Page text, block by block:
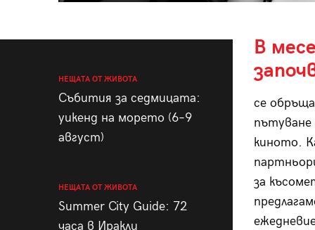
НЕЩАТА ОТ ЖИВОТА
Събития за седмицата:
уикенд на морето (6–9
август)
НЕЩАТА ОТ ЖИВОТА
Summer City Guide: 72
часа в Иракли
В
се
киното.
за